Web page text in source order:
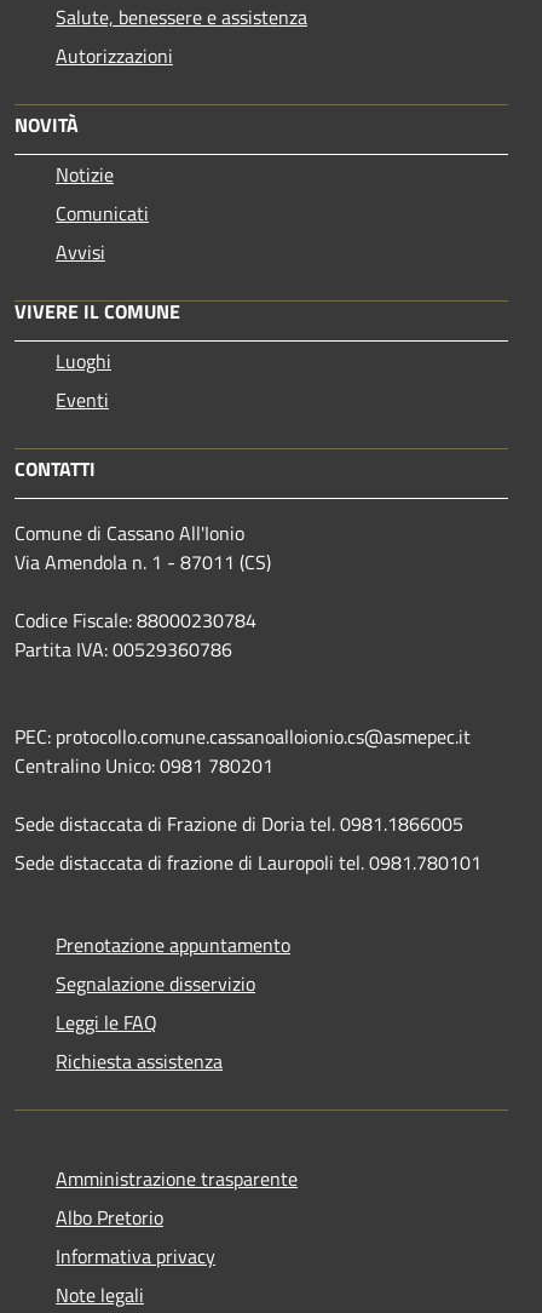
Salute, benessere e assistenza
Autorizzazioni
NOVITÀ
Notizie
Comunicati
Avvisi
VIVERE IL COMUNE
Luoghi
Eventi
CONTATTI
Comune di Cassano All'Ionio
Via Amendola n. 1 - 87011 (CS)
Codice Fiscale: 88000230784
Partita IVA: 00529360786
PEC: protocollo.comune.cassanoalloionio.cs@asmepec.it
Centralino Unico: 0981 780201
Sede distaccata di Frazione di Doria tel. 0981.1866005
Sede distaccata di frazione di Lauropoli tel. 0981.780101
Prenotazione appuntamento
Segnalazione disservizio
Leggi le FAQ
Richiesta assistenza
Amministrazione trasparente
Albo Pretorio
Informativa privacy
Note legali